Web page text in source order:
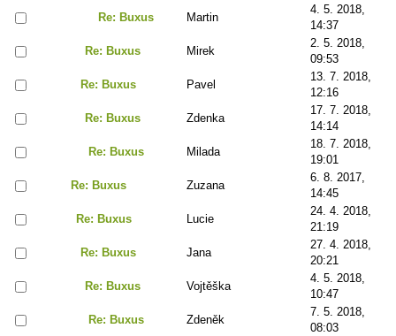
Re: Buxus
Martin
4. 5. 2018,
14:37
Re: Buxus
Mirek
2. 5. 2018,
09:53
Re: Buxus
Pavel
13. 7. 2018,
12:16
Re: Buxus
Zdenka
17. 7. 2018,
14:14
Re: Buxus
Milada
18. 7. 2018,
19:01
Re: Buxus
Zuzana
6. 8. 2017,
14:45
Re: Buxus
Lucie
24. 4. 2018,
21:19
Re: Buxus
Jana
27. 4. 2018,
20:21
Re: Buxus
Vojtěška
4. 5. 2018,
10:47
Re: Buxus
Zdeněk
7. 5. 2018,
08:03